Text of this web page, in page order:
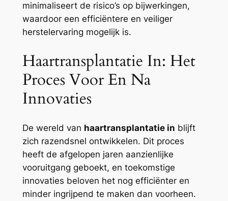
minimaliseert de risico’s op bijwerkingen,
waardoor een efficiëntere en veiliger
herstelervaring mogelijk is.
Haartransplantatie In: Het
Proces Voor En Na
Innovaties
De wereld van haartransplantatie in blijft
zich razendsnel ontwikkelen. Dit proces
heeft de afgelopen jaren aanzienlijke
vooruitgang geboekt, en toekomstige
innovaties beloven het nog efficiënter en
minder ingrijpend te maken dan voorheen.